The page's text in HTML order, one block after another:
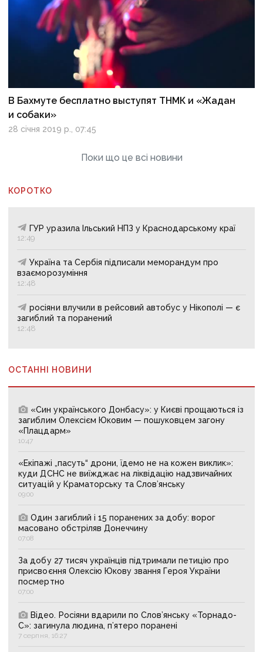
В Бахмуте бесплатно выступят ТНМК и «Жадан
и собаки»
28 січня 2019 р., 07:45
Поки що це всі новини
КОРОТКО
ГУР уразила Ільський НПЗ у Краснодарському краї
12:49
Україна та Сербія підписали меморандум про
взаєморозуміння
12:48
росіяни влучили в рейсовий автобус у Нікополі — є
загиблий та поранений
12:48
ОСТАННІ НОВИНИ
«Син українського Донбасу»: у Києві прощаються із
загиблим Олексієм Юковим — пошуковцем загону
«Плацдарм»
10:47
«Екіпажі „пасуть“ дрони, їдемо не на кожен виклик»:
куди ДСНС не виїжджає на ліквідацію надзвичайних
ситуацій у Краматорську та Слов’янську
09:00
Один загиблий і 15 поранених за добу: ворог
масовано обстріляв Донеччину
07:08
За добу 27 тисяч українців підтримали петицію про
присвоєння Олексію Юкову звання Героя України
посмертно
07:00
Відео. Росіяни вдарили по Слов’янську «Торнадо-
С»: загинула людина, п’ятеро поранені
7 серпня, 16:27